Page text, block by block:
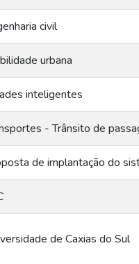
civil
urbana
inteligentes
- Trânsito de
de implantação do
de Caxias do Sul